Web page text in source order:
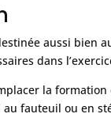
aussi bien
dans
la
fauteuil ou en